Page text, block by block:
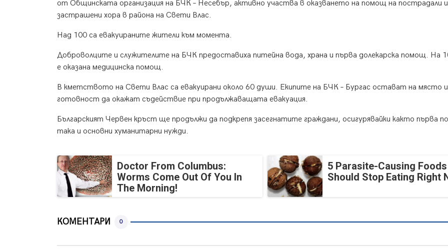
от Общинската организация на БЧК – Несебър, активно участва в оказването на помощ на пострадали и
застрашени хора в района на Свети Влас.
Над 100 са евакуираните жители към момента.
Доброволците и служителите на БЧК предоставиха питейна вода, храна и първа долекарска помощ. На
е оказана медицинска помощ.
В кметството на Свети Влас са евакуирани около 60 души. Екипите на БЧК – Бургас остават на място
готовност да окажат съдействие при продължаващата евакуация.
Българският Червен кръст ще продължи да подкрепя засегнатите граждани, осигурявайки както първа
така и основни хуманитарни нужди.
Doctor From Columbus:
Worms Come Out Of You In
The Morning!
5 Parasite-Causing
Should Stop Eating Right
КОМЕНТАРИ 0